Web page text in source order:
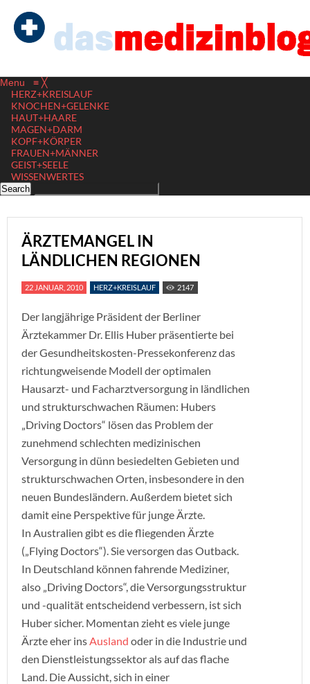
Menu ≡ ╳
HERZ+KREISLAUF
KNOCHEN+GELENKE
HAUT+HAARE
MAGEN+DARM
KOPF+KÖRPER
FRAUEN+MÄNNER
GEIST+SEELE
WISSENWERTES
ÄRZTEMANGEL IN
LÄNDLICHEN REGIONEN
22 JANUAR, 2010 HERZ+KREISLAUF 2147
Der langjährige Präsident der Berliner
Ärztekammer Dr. Ellis Huber präsentierte bei
der Gesundheitskosten-Pressekonferenz das
richtungweisende Modell der optimalen
Hausarzt- und Facharztversorgung in ländlichen
und strukturschwachen Räumen: Hubers
„Driving Doctors“ lösen das Problem der
zunehmend schlechten medizinischen
Versorgung in dünn besiedelten Gebieten und
strukturschwachen Orten, insbesondere in den
neuen Bundesländern. Außerdem bietet sich
damit eine Perspektive für junge Ärzte.
In Australien gibt es die fliegenden Ärzte
(„Flying Doctors“). Sie versorgen das Outback.
In Deutschland können fahrende Mediziner,
also „Driving Doctors“, die Versorgungsstruktur
und -qualität entscheidend verbessern, ist sich
Huber sicher. Momentan zieht es viele junge
Ärzte eher insAusland oder in die Industrie und
den Dienstleistungssektor als auf das flache
Land. Die Aussicht, sich in einer